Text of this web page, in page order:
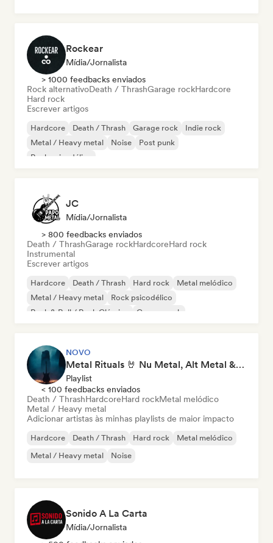
Rockear
Mídia/Jornalista
> 1000 feedbacks enviados
Rock alternativoDeath / ThrashGarage rockHardcore
Hard rock
Escrever artigos
Hardcore Death / Thrash Garage rock
Indie rock
Metal / Heavy metal
Noise
Post punk
Rock psicodélico
JC
Mídia/Jornalista
> 800 feedbacks enviados
Death / ThrashGarage rockHardcoreHard rock
Instrumental
Escrever artigos
Hardcore Death / Thrash Hard rock
Metal melódico
Metal / Heavy metal
Rock psicodélico
Rock & Roll / Rock Clássico
Garage rock
NOVO
Metal Rituals 🤘 Nu Metal, Alt Metal & Progressive Metal
Playlist
< 100 feedbacks enviados
Death / ThrashHardcoreHard rockMetal melódico
Metal / Heavy metal
Adicionar artistas às minhas playlists de maior impacto
Hardcore Death / Thrash Hard rock
Metal melódico
Metal / Heavy metal
Noise
Sonido A La Carta
Mídia/Jornalista